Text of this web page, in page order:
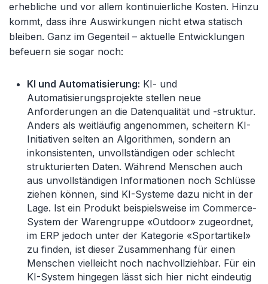
erhebliche und vor allem kontinuierliche Kosten. Hinzu
kommt, dass ihre Auswirkungen nicht etwa statisch
bleiben. Ganz im Gegenteil – aktuelle Entwicklungen
befeuern sie sogar noch:
KI und Automatisierung: KI- und
Automatisierungsprojekte stellen neue
Anforderungen an die Datenqualität und -struktur.
Anders als weitläufig angenommen, scheitern KI-
Initiativen selten an Algorithmen, sondern an
inkonsistenten, unvollständigen oder schlecht
strukturierten Daten. Während Menschen auch
aus unvollständigen Informationen noch Schlüsse
ziehen können, sind KI-Systeme dazu nicht in der
Lage. Ist ein Produkt beispielsweise im Commerce-
System der Warengruppe «Outdoor» zugeordnet,
im ERP jedoch unter der Kategorie «Sportartikel»
zu finden, ist dieser Zusammenhang für einen
Menschen vielleicht noch nachvollziehbar. Für ein
KI-System hingegen lässt sich hier nicht eindeutig